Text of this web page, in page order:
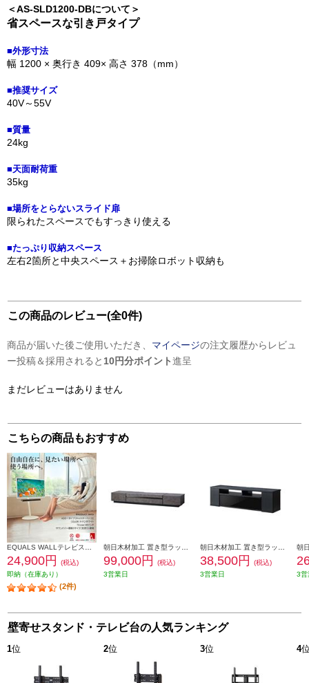
＜AS-SLD1200-DBについて＞
省スペースな引き戸タイプ
■外形寸法
幅 1200 × 奥行き 409× 高さ 378（mm）
■推奨サイズ
40V～55V
■質量
24kg
■天面耐荷重
35kg
■場所をとらないスライド扉
限られたスペースでもすっきり使える
■たっぷり収納スペース
左右2箇所と中央スペース＋お掃除ロボット収納も
この商品のレビュー(全0件)
商品が届いた後ご使用いただき、 マイページの注文履歴からレビュ
ー投稿＆採用されると 10円分ポイント進呈
まだレビューはありません
こちらの商品もおすすめ
24,900円
(税込)
即納（在庫あり）
(2件)
99,000円
(税込)
3営業日
38,500円
(税込)
3営業日
3営
壁寄せスタンド・テレビ台の人気ランキング
1位 2位 3位 4